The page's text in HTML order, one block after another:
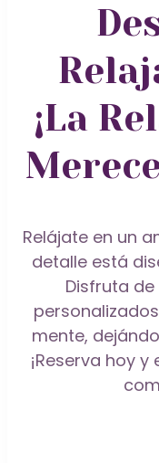
Peluquería
Teñido del
Masaje
Contáctanos
¡La
Relájate en un
detalle está
Disfruta
mente,
¡Reserva hoy